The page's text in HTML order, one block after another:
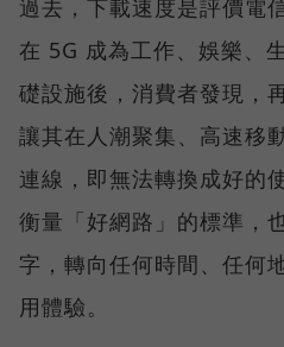
過去，下載速度是評價電
在 5G 成為工作、娛樂、
礎設施後，消費者發現，
讓其在人潮聚集、高速移
連線，即無法轉換成好的
衡量「好網路」的標準，
字，轉向任何時間、任何
用體驗。